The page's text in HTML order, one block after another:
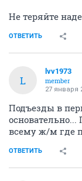
Не теряйте
ОТВЕТИТЬ
L
lvv1973
member
27 января
Подъезды в
всему ж/м где
ОТВЕТИТЬ